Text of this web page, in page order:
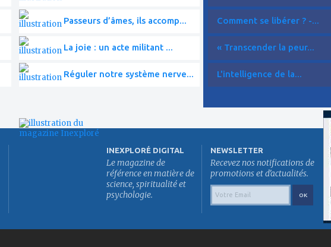
Passeurs d’âmes, ils accomp...
La joie : un acte militant ...
Réguler notre système nerve...
Comment se libérer ? -...
« Transcender la peur...
L'intelligence de la...
INEXPLORÉ DIGITAL
Le magazine de
référence en matière de
science, spiritualité et
psychologie.
NEWSLETTER
Recevez nos notifications de
promotions et d'actualités.